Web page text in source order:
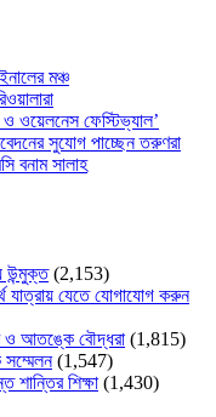
মঞ্চ
ওয়েলনেস ফেস্টিভ্যাল’
সুযোগ পাচ্ছেন তরুণরা
বনাম সালাহ
উন্মুক্ত (2,153)
যাত্রায় যেতে যোগাযোগ করুন
ও আতঙ্কে বৌদ্ধরা (1,815)
(1,547)
শান্তির শিক্ষা (1,430)